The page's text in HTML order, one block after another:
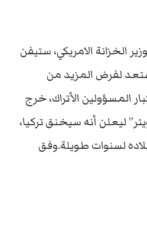
الخزانة الامريكي، ستيفن
لفرض المزيد من
المسؤولين الأتراك، خرج
ليعلن أنه سيخنق تركيا،
لسنوات طويلة.وفق